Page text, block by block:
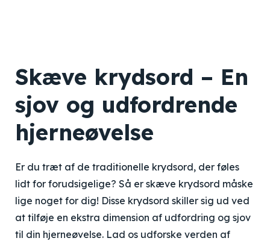
Skæve krydsord – En
sjov og udfordrende
hjerneøvelse
Er du træt af de traditionelle krydsord, der føles
lidt for forudsigelige? Så er skæve krydsord måske
lige noget for dig! Disse krydsord skiller sig ud ved
at tilføje en ekstra dimension af udfordring og sjov
til din hjerneøvelse. Lad os udforske verden af